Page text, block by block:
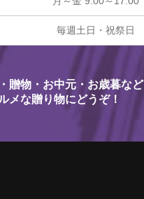
毎週土日・祝祭日
贈物・お中元・お歳暮など
メな贈り物にどうぞ！